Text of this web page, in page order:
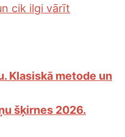
cik ilgi vārīt
Klasiskā metode un
šķirnes 2026.